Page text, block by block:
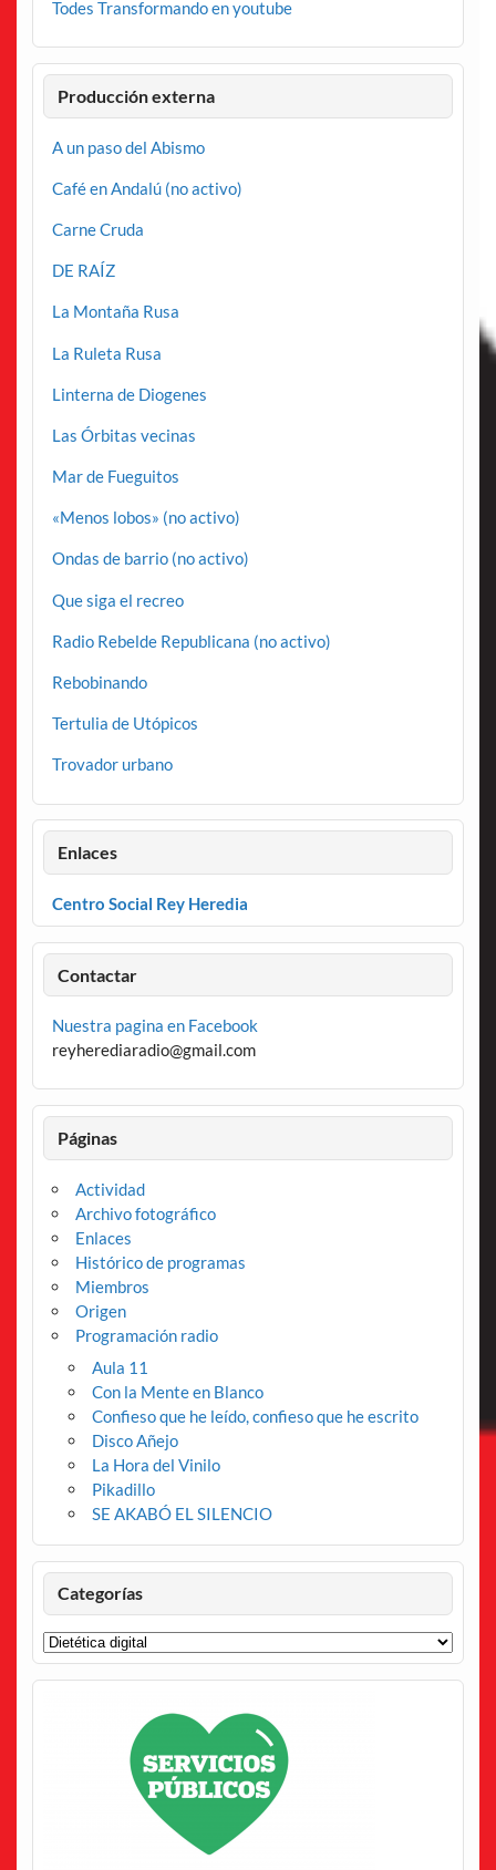
Todes Transformando en youtube
Producción externa
A un paso del Abismo
Café en Andalú (no activo)
Carne Cruda
DE RAÍZ
La Montaña Rusa
La Ruleta Rusa
Linterna de Diogenes
Las Órbitas vecinas
Mar de Fueguitos
«Menos lobos» (no activo)
Ondas de barrio (no activo)
Que siga el recreo
Radio Rebelde Republicana (no activo)
Rebobinando
Tertulia de Utópicos
Trovador urbano
Enlaces
Centro Social Rey Heredia
Contactar
Nuestra pagina en Facebook
reyherediaradio@gmail.com
Páginas
Actividad
Archivo fotográfico
Enlaces
Histórico de programas
Miembros
Origen
Programación radio
Aula 11
Con la Mente en Blanco
Confieso que he leído, confieso que he escrito
Disco Añejo
La Hora del Vinilo
Pikadillo
SE AKABÓ EL SILENCIO
Categorías
Categorías